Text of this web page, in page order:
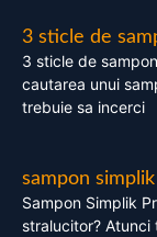
3 sticle de
3 sticle de
cautarea unui
trebuie sa incerci
sampon
Sampon Simplik
stralucitor? Atunci